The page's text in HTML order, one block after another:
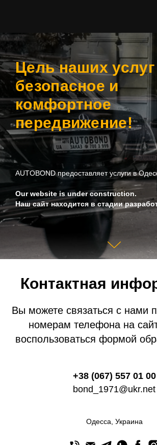
Цель наших услуг
безопасное и
комфортное
передвижение!
AUTOBOND предоставляет услуги в
Our website is under construction.
Наш сайт находится в стадии
Контактная
Вы можете связаться с нами
номерам телефона на
воспользоваться формой
+38 (067) 557 01 00
bond_1971@ukr.net
Одесса, Украина